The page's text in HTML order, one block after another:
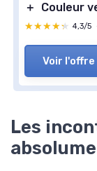
＋
Couleur
★★★★★
★★★★★ 4,3/5
Voir l'offre
Les